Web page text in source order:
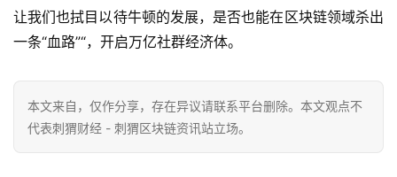
让我们也拭目以待牛顿的发展，是否也能在区块链领域杀出
一条“血路”“，开启万亿社群经济体。
本文来自 ，仅作分享，存在异议请联系平台删除。本文观点不
代表刺猬财经 - 刺猬区块链资讯站立场。